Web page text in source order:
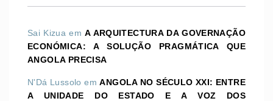
Sai Kizua emA ARQUITECTURA DA GOVERNAÇÃO
ECONÓMICA: A SOLUÇÃO PRAGMÁTICA QUE
ANGOLA PRECISA
N'Dá Lussolo emANGOLA NO SÉCULO XXI: ENTRE
A UNIDADE DO ESTADO E A VOZ DOS